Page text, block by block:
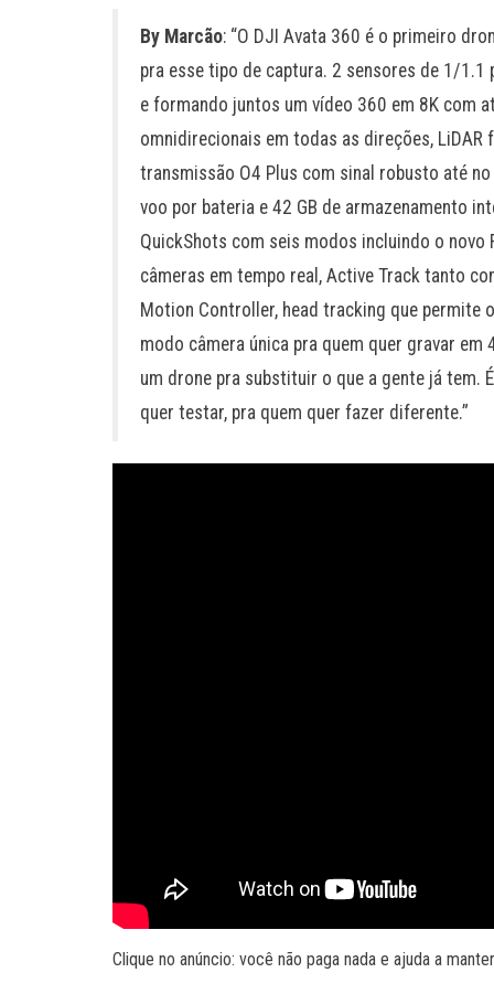
By Marcão: “O DJI Avata 360 é o primeiro
pra esse tipo de captura. 2 sensores de 1/
e formando juntos um vídeo 360 em 8K com
omnidirecionais em todas as direções,
transmissão O4 Plus com sinal robusto até
voo por bateria e 42 GB de armazenamento
QuickShots com seis modos incluindo o
câmeras em tempo real, Active Track tanto
Motion Controller, head tracking que permite
modo câmera única pra quem quer gravar
um drone pra substituir o que a gente já tem.
quer testar, pra quem quer fazer diferente.”
Clique no anúncio: você não paga nada e ajuda a